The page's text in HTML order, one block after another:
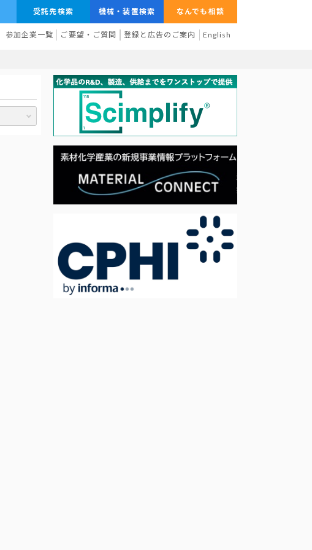
受託先検索 機械・装置検索 なんでも相談
参加企業一覧 ご要望・ご質問 登録と広告のご案内 English